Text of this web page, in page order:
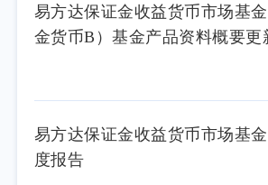
易方达保证金收益货币市场基
金货币B）基金产品资料概要更
易方达保证金收益货币市场基
度报告